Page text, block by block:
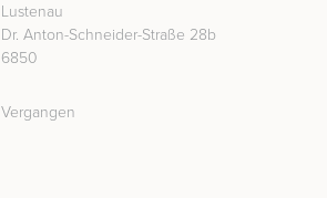
Lustenau
Dr. Anton-Schneider-Straße 28b
6850
Vergangen